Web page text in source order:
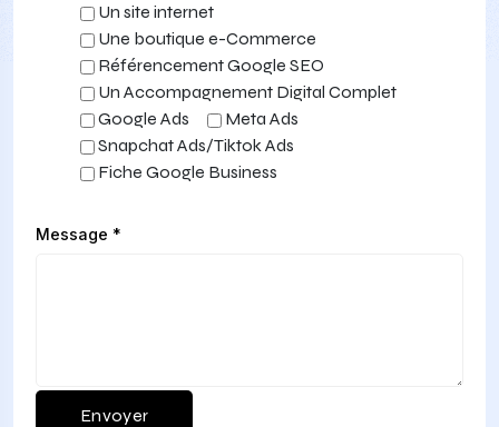
Un site internet
Une boutique e-Commerce
Référencement Google SEO
Un Accompagnement Digital Complet
Google Ads
Meta Ads
Snapchat Ads/Tiktok Ads
Fiche Google Business
Message *
Envoyer